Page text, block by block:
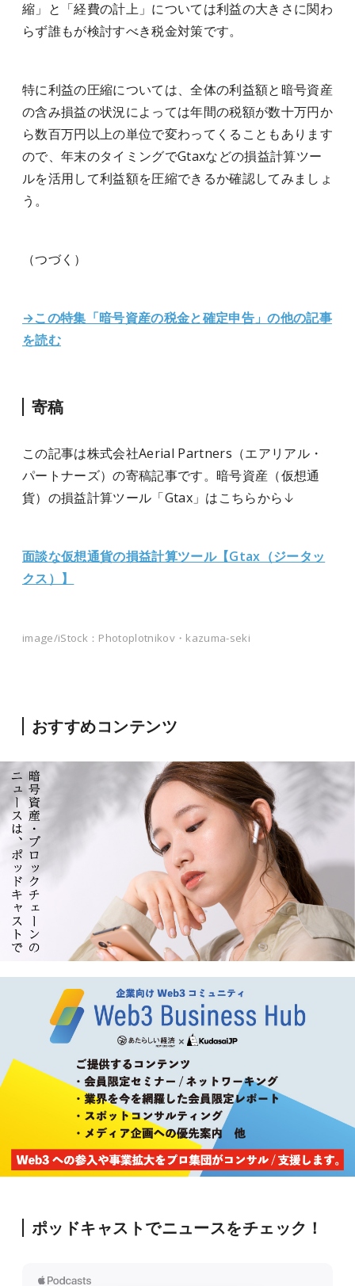
縮」と「経費の計上」については利益の大きさに関わ
らず誰もが検討すべき税金対策です。
特に利益の圧縮については、全体の利益額と暗号資産
の含み損益の状況によっては年間の税額が数十万円か
ら数百万円以上の単位で変わってくることもあります
ので、年末のタイミングでGtaxなどの損益計算ツー
ルを活用して利益額を圧縮できるか確認してみましょ
う。
（つづく）
→この特集「暗号資産の税金と確定申告」の他の記事
を読む
寄稿
この記事は株式会社Aerial Partners（エアリアル・
パートナーズ）の寄稿記事です。暗号資産（仮想通
貨）の損益計算ツール「Gtax」はこちらから↓
面談な仮想通貨の損益計算ツール【Gtax（ジータッ
クス）】
image/iStock：Photoplotnikov・kazuma-seki
おすすめコンテンツ
ポッドキャストでニュースをチェック！